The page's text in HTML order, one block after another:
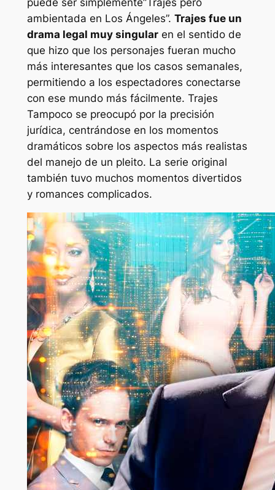
ambientada en Los Ángeles”. Trajes fue un
drama legal muy singularen el sentido de
que hizo que los personajes fueran mucho
más interesantes que los casos semanales,
permitiendo a los espectadores conectarse
con ese mundo más fácilmente. Trajes
Tampoco se preocupó por la precisión
jurídica, centrándose en los momentos
dramáticos sobre los aspectos más realistas
del manejo de un pleito. La serie original
también tuvo muchos momentos divertidos
y romances complicados.